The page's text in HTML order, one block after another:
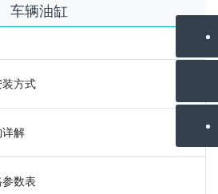
车辆油缸
方式
详解
数表